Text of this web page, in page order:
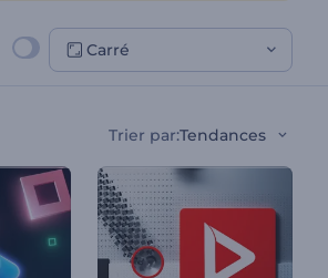
Carré
Trier par:Tendances